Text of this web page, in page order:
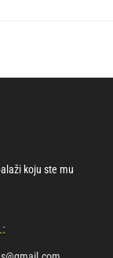
koju ste mu